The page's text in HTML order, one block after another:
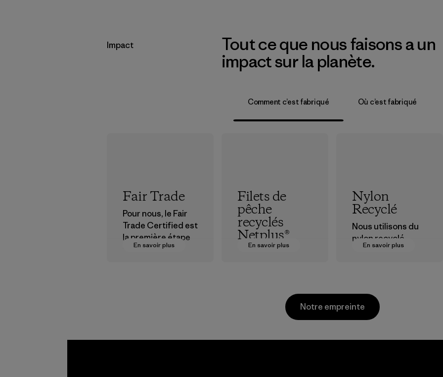
Impact
Tout ce que nous faisons a un
impact sur la planète.
Comment c’est fabriqué Où c’est fabriqué
En savoir plus
Fair Trade
Pour nous, le Fair
Trade Certified est
la première étape
vers des
En savoir plus
Filets de
pêche
recyclés
Netplus®
Le matériau
pêche usagés
recyclés, collectés
En savoir plus
Nylon
Recyclé
Nous utilisons du
nylon recyclé
provenant de
de tissage et de
matériaux recyclés
post-
Notre empreinte